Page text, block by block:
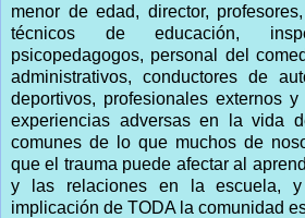
menor de edad, director,
técnicos de educación,
psicopedagogos, personal del
administrativos, conductores de
deportivos, profesionales externos
experiencias adversas en la vida
comunes de lo que muchos de
que el trauma puede afectar al
y las relaciones en la escuela,
implicación de TODA la comunidad